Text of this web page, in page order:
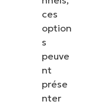
ces
option
s
peuve
nt
prése
nter